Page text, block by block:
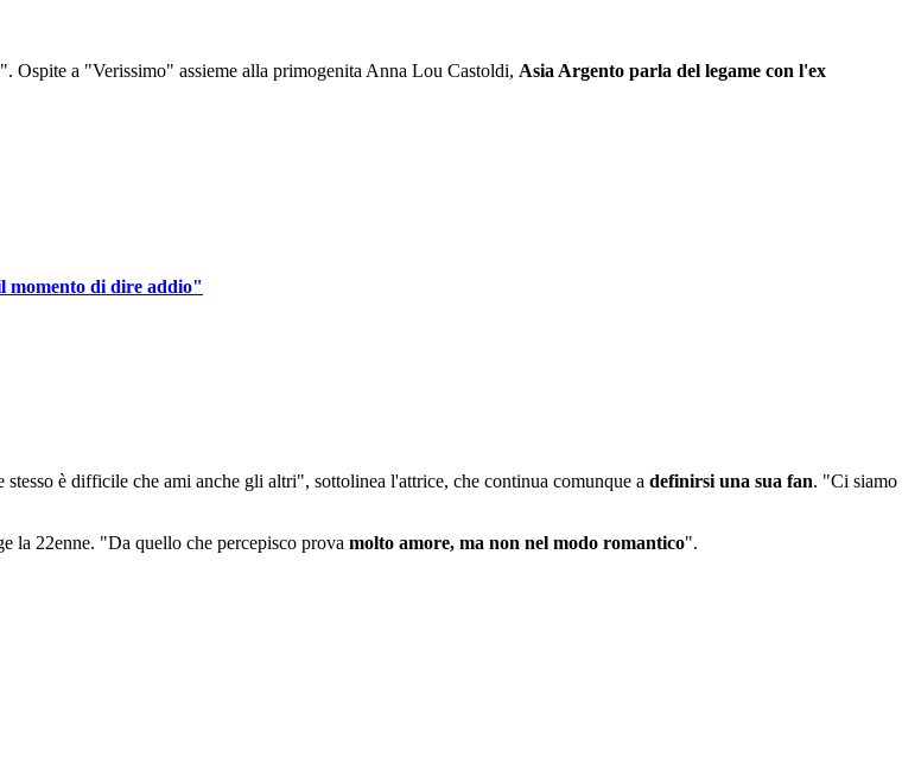
Ospite a "Verissimo" assieme alla primogenita Anna Lou Castoldi, Asia Argento parla del legame con l'ex
momento di dire addio"
stesso è difficile che ami anche gli altri", sottolinea l'attrice, che continua comunque a definirsi una sua fan. "Ci siamo
la 22enne. "Da quello che percepisco prova molto amore, ma non nel modo romantico".